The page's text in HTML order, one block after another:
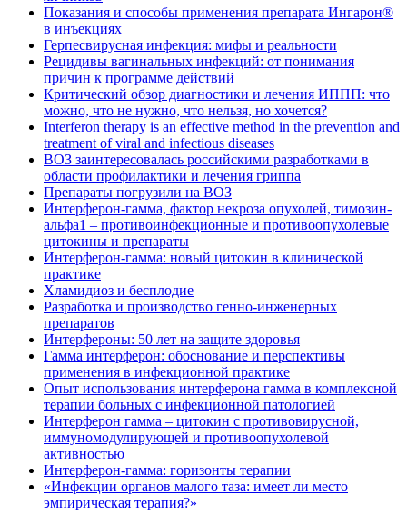
Показания и способы применения препарата Ингарон®
в инъекциях
Герпесвирусная инфекция: мифы и реальности
Рецидивы вагинальных инфекций: от понимания
причин к программе действий
Критический обзор диагностики и лечения ИППП: что
можно, что не нужно, что нельзя, но хочется?
Interferon therapy is an effective method in the prevention and
treatment of viral and infectious diseases
ВОЗ заинтересовалась российскими разработками в
области профилактики и лечения гриппа
Препараты погрузили на ВОЗ
Интерферон-гамма, фактор некроза опухолей, тимозин-
альфа1 – противоинфекционные и противоопухолевые
цитокины и препараты
Интерферон-гамма: новый цитокин в клинической
практике
Хламидиоз и бесплодие
Разработка и производство генно-инженерных
препаратов
Интерфероны: 50 лет на защите здоровья
Гамма интерферон: обоснование и перспективы
применения в инфекционной практике
Опыт использования интерферона гамма в комплексной
терапии больных с инфекционной патологией
Интерферон гамма – цитокин с противовирусной,
иммуномодулирующей и противоопухолевой
активностью
Интерферон-гамма: горизонты терапии
«Инфекции органов малого таза: имеет ли место
эмпирическая терапия?»